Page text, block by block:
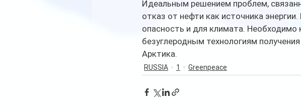
Идеальным решением проблем,
отказ от нефти как источника
опасность и для климата.
безуглеродным технологиям
Арктика.
RUSSIA 1 Greenpeace